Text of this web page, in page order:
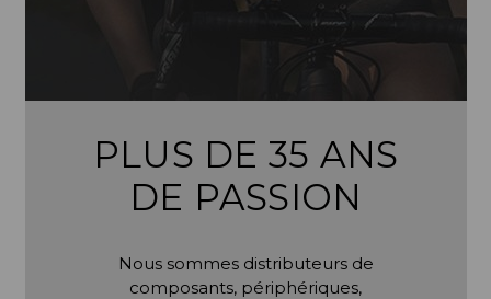
PLUS DE 35 ANS
DE PASSION
Nous sommes distributeurs de
composants, périphériques,